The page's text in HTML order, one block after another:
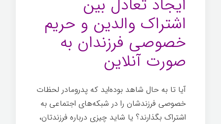
ایجاد تعادل بین
اشتراک والدین و حریم
خصوصی فرزندان به
صورت آنلاین
آیا تا به حال شاهد بوده‌اید که پدرومادر لحظات
خصوصی فرزندشان را در شبکه‌های اجتماعی به
اشتراک بگذارند؟ یا شاید چیزی درباره فرزندتان،